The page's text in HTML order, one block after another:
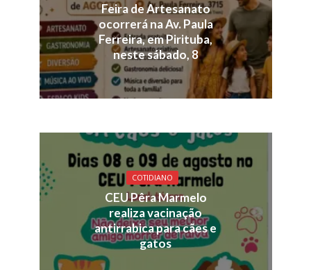
Feira de Artesanato
ocorrerá na Av. Paula
Ferreira, em Pirituba,
neste sábado, 8
COTIDIANO
CEU Pêra Marmelo
realiza vacinação
antirrabica para cães e
gatos